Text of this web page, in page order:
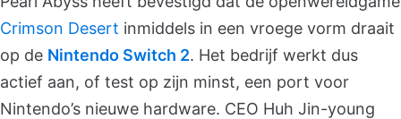
Crimson Desert inmiddels in een vroege vorm draait
op de Nintendo Switch 2. Het bedrijf werkt dus
actief aan, of test op zijn minst, een port voor
Nintendo’s nieuwe hardware. CEO Huh Jin-young